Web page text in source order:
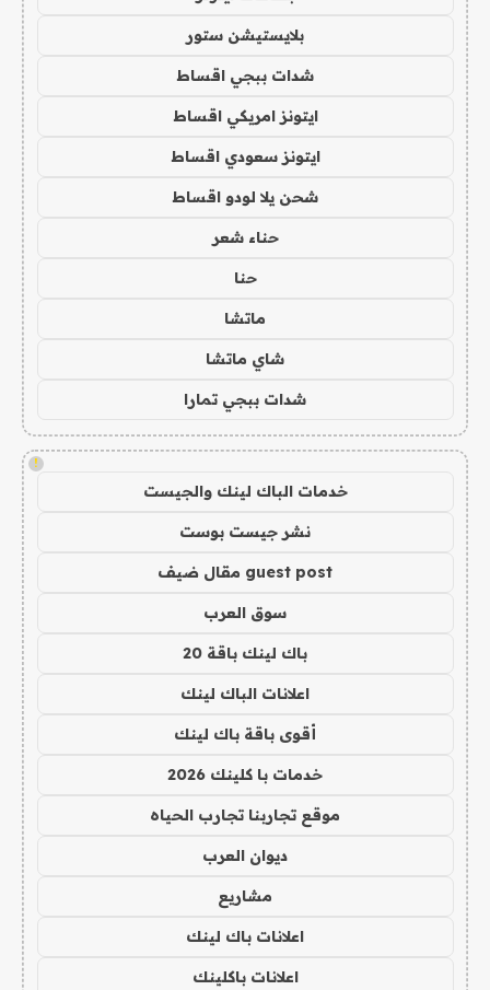
بلايستيشن ستور
شدات ببجي اقساط
ايتونز امريكي اقساط
ايتونز سعودي اقساط
شحن يلا لودو اقساط
حناء شعر
حنا
ماتشا
شاي ماتشا
شدات ببجي تمارا
!
خدمات الباك لينك والجيست
نشر جيست بوست
guest post مقال ضيف
سوق العرب
باك لينك باقة 20
اعلانات الباك لينك
أقوى باقة باك لينك
خدمات با كلينك 2026
موقع تجاربنا تجارب الحياه
ديوان العرب
مشاريع
اعلانات باك لينك
اعلانات باكلينك